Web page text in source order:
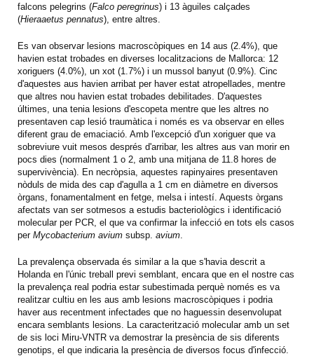
falcons pelegrins (Falco peregrinus) i 13 àguiles calçades
(Hieraaetus pennatus), entre altres.
Es van observar lesions macroscòpiques en 14 aus (2.4%), que
havien estat trobades en diverses localitzacions de Mallorca: 12
xoriguers (4.0%), un xot (1.7%) i un mussol banyut (0.9%). Cinc
d'aquestes aus havien arribat per haver estat atropellades, mentre
que altres nou havien estat trobades debilitades. D'aquestes
últimes, una tenia lesions d'escopeta mentre que les altres no
presentaven cap lesió traumàtica i només es va observar en elles
diferent grau de emaciació. Amb l'excepció d'un xoriguer que va
sobreviure vuit mesos després d'arribar, les altres aus van morir en
pocs dies (normalment 1 o 2, amb una mitjana de 11.8 hores de
supervivència). En necròpsia, aquestes rapinyaires presentaven
nòduls de mida des cap d'agulla a 1 cm en diàmetre en diversos
òrgans, fonamentalment en fetge, melsa i intestí. Aquests òrgans
afectats van ser sotmesos a estudis bacteriològics i identificació
molecular per PCR, el que va confirmar la infecció en tots els casos
per Mycobacterium avium subsp. avium
La prevalença observada és similar a la que s'havia descrit a
Holanda en l'únic treball previ semblant, encara que en el nostre cas
la prevalença real podria estar subestimada perquè només es va
realitzar cultiu en les aus amb lesions macroscòpiques i podria
haver aus recentment infectades que no haguessin desenvolupat
encara semblants lesions. La caracterització molecular amb un set
de sis loci Miru-VNTR va demostrar la presència de sis diferents
genotips, el que indicaria la presència de diversos focus d'infecció.